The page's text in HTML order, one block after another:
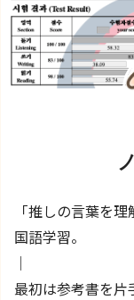
「推しの言葉を
国語学習。
｜
最初は参考書を片